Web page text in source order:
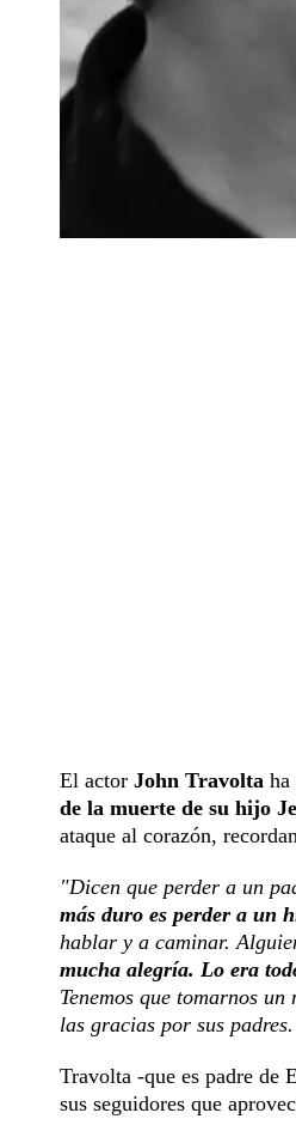
El actor John Travolta ha
de la muerte de su hijo
ataque al corazón,
"Dicen que perder a un
más duro es perder a un
hablar y a caminar.
mucha alegría. Lo era
Tenemos que tomarnos
las gracias por sus
Travolta -que es padre de
sus seguidores que